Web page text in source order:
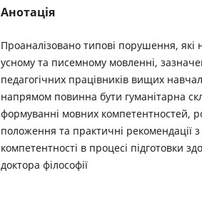
Анотація
Проаналізовано типові порушення,
усному та писемному мовленні,
педагогічних працівників вищих
напрямом повинна бути гуманітарна
формуванні мовних компетентностей,
положення та практичні рекомендації
компетентності в процесі підготовки
доктора філософії